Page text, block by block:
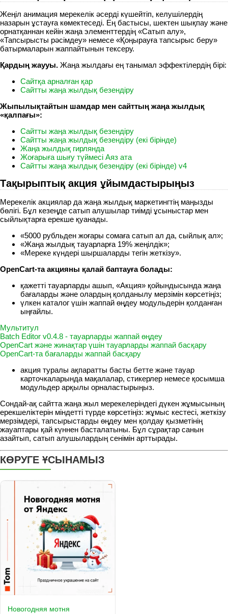
Жеңіл анимация мерекелік әсерді күшейтіп, келушілердің
назарын ұстауға көмектеседі. Ең бастысы, шектен шықпау және
орнатқаннан кейін жаңа элементтердің «Сатып алу»,
«Тапсырысты рәсімдеу» немесе «Қоңырауға тапсырыс беру»
батырмаларын жаппайтынын тексеру.
Қардың жаууы. Жаңа жылдағы ең танымал эффектілердің бірі:
Сайтқа арналған қар
Сайтты жаңа жылдық безендіру
Жыпылықтайтын шамдар мен сайттың жаңа жылдық
«қалпағы»:
Сайтты жаңа жылдық безендіру
Сайтты жаңа жылдық безендіру (екі бірінде)
Жаңа жылдық гирлянда
Жоғарыға шығу түймесі Аяз ата
Сайтты жаңа жылдық безендіру (екі бірінде) v4
Тақырыптық акция ұйымдастырыңыз
Мерекелік акциялар да жаңа жылдық маркетингтің маңызды
бөлігі. Бұл кезеңде сатып алушылар тиімді ұсыныстар мен
сыйлықтарға ерекше қуанады.
«5000 рубльден жоғары сомаға сатып ал да, сыйлық ал»;
«Жаңа жылдық тауарларға 19% жеңілдік»;
«Мереке күндері шыршаларды тегін жеткізу».
OpenCart-та акцияны қалай баптауға болады:
қажетті тауарларды ашып, «Акция» қойындысында жаңа
бағаларды және олардың қолданылу мерзімін көрсетіңіз;
үлкен каталог үшін жаппай өңдеу модульдерін қолданған
ыңғайлы.
Мультитул
Batch Editor v0.4.8 - тауарларды жаппай өңдеу
OpenCart және жинақтар үшін тауарларды жаппай басқару
OpenCart-та бағаларды жаппай басқару
акция туралы ақпаратты басты бетте және тауар
карточкаларында мақалалар, стикерлер немесе қосымша
модульдер арқылы орналастырыңыз.
Сондай-ақ сайтта жаңа жыл мерекелеріндегі дүкен жұмысының
ерекшеліктерін міндетті түрде көрсетіңіз: жұмыс кестесі, жеткізу
мерзімдері, тапсырыстарды өңдеу мен қолдау қызметінің
жауаптары қай күннен басталатыны. Бұл сұрақтар санын
азайтып, сатып алушылардың сенімін арттырады.
КӨРУГЕ ҰСЫНАМЫЗ
Новогодняя мотня